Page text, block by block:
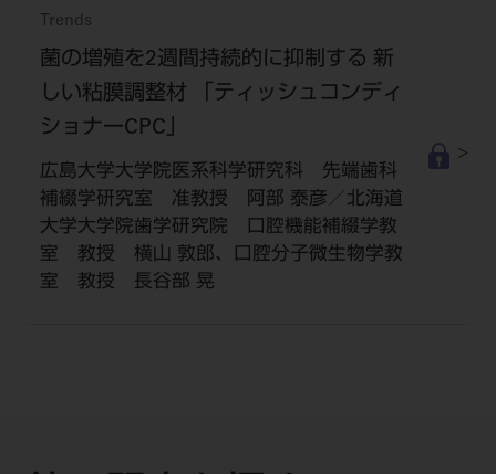
Trends
菌の増殖を2週間持続的に抑制する 新
しい粘膜調整材 「ティッシュコンディ
ショナーCPC」
広島大学大学院医系科学研究科 先端歯科
補綴学研究室 准教授 阿部 泰彦／北海道
大学大学院歯学研究院 口腔機能補綴学教
室 教授 横山 敦郎、口腔分子微生物学教
室 教授 長谷部 晃